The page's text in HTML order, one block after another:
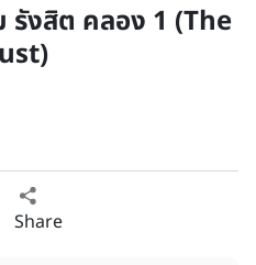
รังสิต คลอง 1 (The
Share